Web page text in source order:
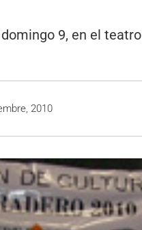
9, en el
2010